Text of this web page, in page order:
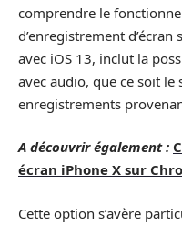
comprendre le
d’enregistrement d’écran
avec iOS 13, inclut la
avec audio, que ce soit le
enregistrements
A découvrir également :
écran iPhone X sur
Cette option s’avère